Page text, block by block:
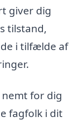
giver dig
tilstand,
i tilfælde af
for dig
fagfolk i dit